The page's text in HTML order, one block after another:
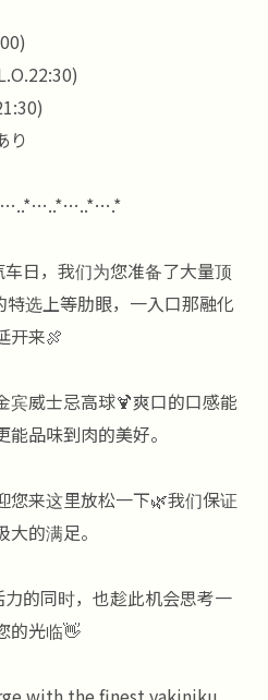
り
日，我们为您准备了大量顶
选上等肋眼，一入口那融化
开来🍖
宾威士忌高球🍹爽口的口感能
品味到肉的美好。
您来这里放松一下🌿我们保证
的满足。
的同时，也趁此机会思考一
的光临👋